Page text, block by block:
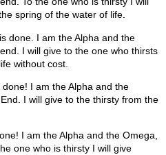
spring of the water of life.
done. I am the Alpha and the
I will give to the one who thirsts
without cost.
I am the Alpha and the
I will give to the thirsty from the
I am the Alpha and the Omega,
one who is thirsty I will give